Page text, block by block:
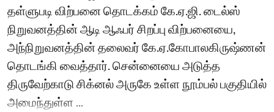
தள்ளுபடி விற்பனை தொடக்கம் கே.ஏ.ஜி. டைல்ஸ்
நிறுவனத்தின் ஆடி ஆஃபர் சிறப்பு விற்பனையை,
அந்நிறுவனத்தின் தலைவர் கே.ஏ.கோபாலகிருஷ்ணன்
தொடங்கி வைத்தார். சென்னையை அடுத்த
திருவேற்காடு சிக்னல் அருகே உள்ள நூம்பல் பகுதியில்
அமைந்துள்ள ...